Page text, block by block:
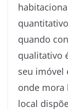
quando
qualitativo
seu imóvel
onde mora
local